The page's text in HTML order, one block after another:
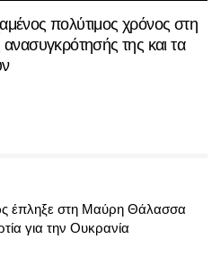
πολύτιμος χρόνος στη
της και τα
έπληξε στη Μαύρη Θάλασσα
για την Ουκρανία